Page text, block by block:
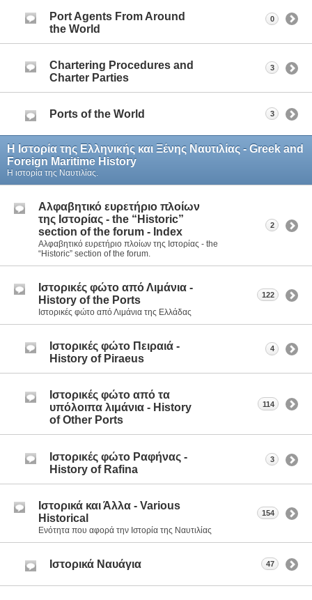
Port Agents From Around
the World
0
Chartering Procedures and
Charter Parties
3
Ports of the World 3
Η Iστορία της Ελληνικής και Ξένης Ναυτιλίας - Greek and
Foreign Maritime History
Η ιστορία της Ναυτιλίας.
Aλφαβητικό ευρετήριο πλοίων
της Ιστορίας - the “Historic”
section of the forum - Index
Aλφαβητικό ευρετήριο πλοίων της Ιστορίας - the
“Historic” section of the forum.
2
Ιστορικές φώτο από Λιμάνια -
History of the Ports
Ιστορικές φώτο από Λιμάνια της Ελλάδας
122
Ιστορικές φώτο Πειραιά -
History of Piraeus
4
Ιστορικές φώτο από τα
υπόλοιπα λιμάνια - History
of Other Ports
114
Ιστορικές φώτο Ραφήνας -
History of Rafina
3
Ιστορικά και Άλλα - Various
Historical
Ενότητα που αφορά την Ιστορία της Ναυτιλίας
154
Ιστορικά Ναυάγια 47